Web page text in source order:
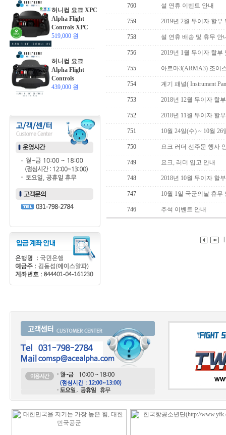
허니컴 요크 XPC
Alpha Flight
Controls XPC
519,000 원
허니컴 요크
Alpha Flight
Controls
439,000 원
760 설 연휴 이벤트 안내
759 2019년 2월 무이자 할부
758 설 연휴 배송 및 휴무 안
756 2019년 1월 무이자 할부
755 아르마3(ARMA3) 조이
754 계기 패널( Instrument
753 2018년 12월 무이자 할
752 2018년 11월 무이자 할
751 10월 24일(수) ~ 10월
750 요크 러더 선주문 행사
749 요크, 러더 입고 안내
748 2018년 10월 무이자 할
747 10월 1일 국군의날 휴무
746 추석 이벤트 안내